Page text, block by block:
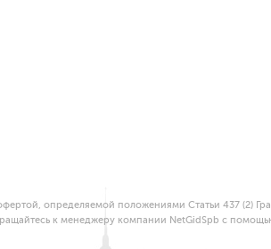
определяемой положениями Статьи 437 (2)
к менеджеру компании NetGidSpb с